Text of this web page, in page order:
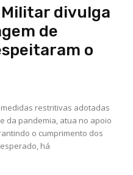
divulga
de
o
restritivas adotadas
da pandemia, atua no apoio
o cumprimento dos
há